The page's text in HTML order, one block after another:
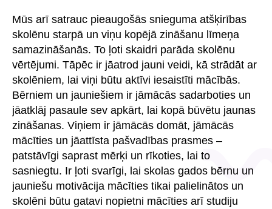
Mūs arī satrauc pieaugošās snieguma atšķirības
skolēnu starpā un viņu kopējā zināšanu līmeņa
samazināšanās. To ļoti skaidri parāda skolēnu
vērtējumi. Tāpēc ir jāatrod jauni veidi, kā strādāt ar
skolēniem, lai viņi būtu aktīvi iesaistīti mācībās.
Bērniem un jauniešiem ir jāmācās sadarboties un
jāatklāj pasaule sev apkārt, lai kopā būvētu jaunas
zināšanas. Viņiem ir jāmācās domāt, jāmācās
mācīties un jāattīsta pašvadības prasmes –
patstāvīgi saprast mērķi un rīkoties, lai to
sasniegtu. Ir ļoti svarīgi, lai skolas gados bērnu un
jauniešu motivācija mācīties tikai palielinātos un
skolēni būtu gatavi nopietni mācīties arī studiju